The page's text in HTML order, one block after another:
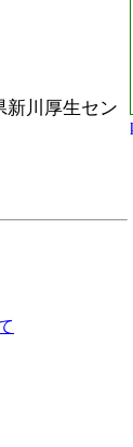
川厚生セン